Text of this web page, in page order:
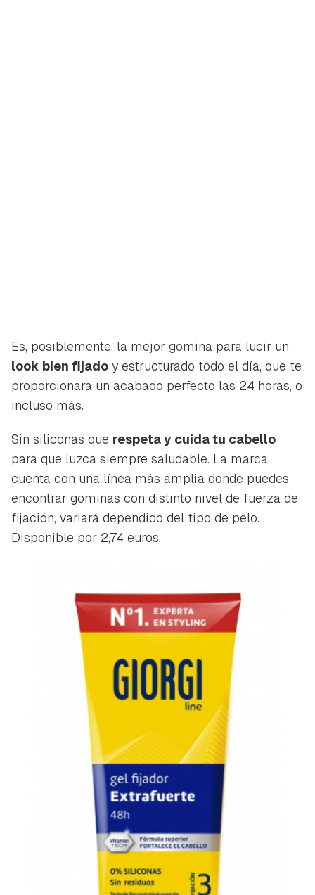
Es, posiblemente, la mejor gomina para lucir un
look bien fijado y estructurado todo el día, que te
proporcionará un acabado perfecto las 24 horas, o
incluso más.
Sin siliconas que respeta y cuida tu cabello
para que luzca siempre saludable. La marca
cuenta con una línea más amplia donde puedes
encontrar gominas con distinto nivel de fuerza de
fijación, variará dependido del tipo de pelo.
Disponible por 2,74 euros.